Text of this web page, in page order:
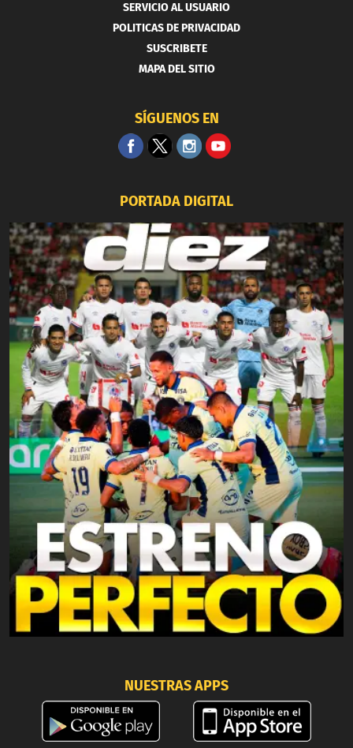
SERVICIO AL USUARIO
POLITICAS DE PRIVACIDAD
SUSCRIBETE
MAPA DEL SITIO
SÍGUENOS EN
PORTADA DIGITAL
NUESTRAS APPS